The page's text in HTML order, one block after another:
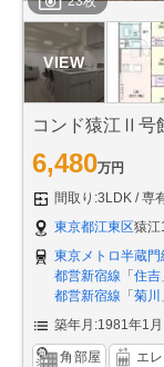
コンド猿江Ⅱ号
6,480万円
間取り:3LDK
専
東京都江東区猿江
東京メトロ半蔵門
都営新宿線 「 住吉
都営新宿線 「 菊川
築年月:1981年1月
角部屋 エ